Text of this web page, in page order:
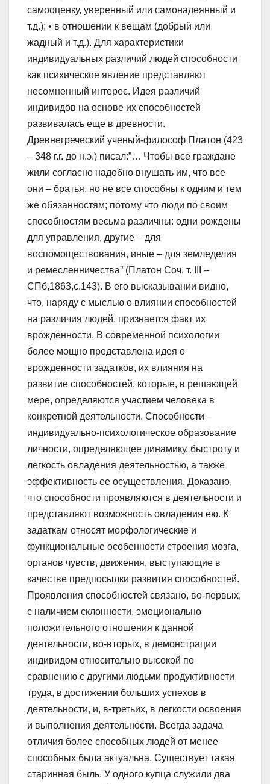
самооценку, уверенный или самонадеянный и
т.д.); • в отношении к вещам (добрый или
жадный и т.д.). Для характеристики
индивидуальных различий людей способности
как психическое явление представляют
несомненный интерес. Идея различий
индивидов на основе их способностей
развивалась еще в древности.
Древнегреческий ученый-философ Платон (423
– 348 г.г. до н.э.) писал:”… Чтобы все граждане
жили согласно надобно внушать им, что все
они – братья, но не все способны к одним и тем
же обязанностям; потому что люди по своим
способностям весьма различны: одни рождены
для управления, другие – для
воспомоществования, иные – для земледелия
и ремесленничества” (Платон Соч. т. III –
СПб,1863,с.143). В его высказывании видно,
что, наряду с мыслью о влиянии способностей
на различия людей, признается факт их
врожденности. В современной психологии
более мощно представлена идея о
врожденности задатков, их влияния на
развитие способностей, которые, в решающей
мере, определяются участием человека в
конкретной деятельности. Способности –
индивидуально-психологическое образование
личности, определяющее динамику, быстроту и
легкость овладения деятельностью, а также
эффективность ее осуществления. Доказано,
что способности проявляются в деятельности и
представляют возможность овладения ею. К
задаткам относят морфологические и
функциональные особенности строения мозга,
органов чувств, движения, выступающие в
качестве предпосылки развития способностей.
Проявления способностей связано, во-первых,
с наличием склонности, эмоционально
положительного отношения к данной
деятельности, во-вторых, в демонстрации
индивидом относительно высокой по
сравнению с другими людьми продуктивности
труда, в достижении больших успехов в
деятельности, и, в-третьих, в легкости освоения
и выполнения деятельности. Всегда задача
отличия более способных людей от менее
способных была актуальна. Существует такая
старинная быль. У одного купца служили два